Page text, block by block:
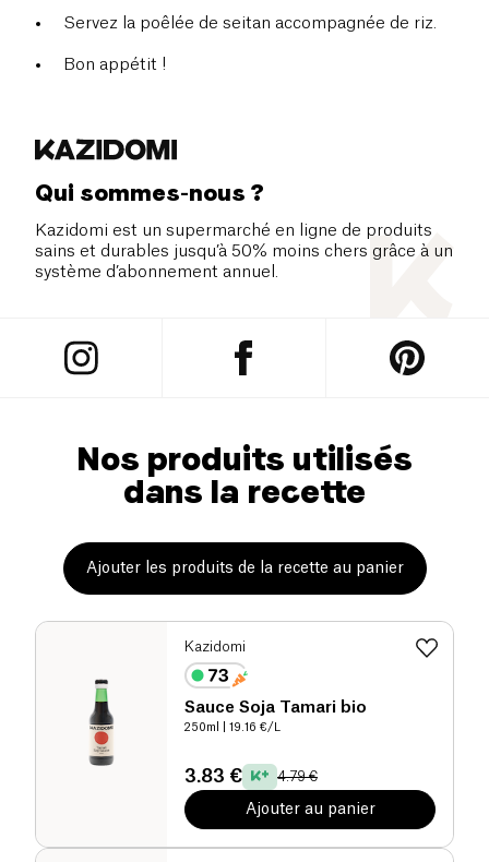
Servez la poêlée de seitan accompagnée de riz.
Bon appétit !
Qui sommes-nous ?
Kazidomi est un supermarché en ligne de produits
sains et durables jusqu’à 50% moins chers grâce à un
système d’abonnement annuel.
Nos produits utilisés
dans la recette
Ajouter les produits de la recette au panier
Kazidomi
Sauce Soja Tamari bio
250ml | 19.16 €/L
3.83 € 4.79 €
Ajouter au panier